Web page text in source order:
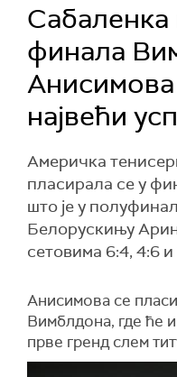
финала
највећи
Америчка
пласирала се у
што је у
Белорускињу
сетовима 6:4, 4:6 и
Анисимова се
Вимблдона, где ће
прве гренд слем